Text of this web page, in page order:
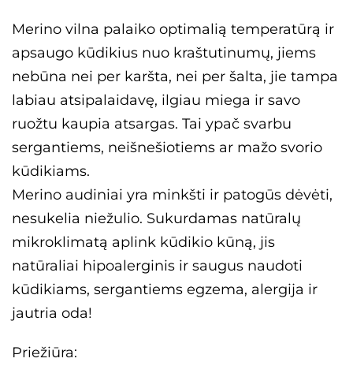
Merino vilna palaiko optimalią temperatūrą ir
apsaugo kūdikius nuo kraštutinumų, jiems
nebūna nei per karšta, nei per šalta, jie tampa
labiau atsipalaidavę, ilgiau miega ir savo
ruožtu kaupia atsargas. Tai ypač svarbu
sergantiems, neišnešiotiems ar mažo svorio
kūdikiams.
Merino audiniai yra minkšti ir patogūs dėvėti,
nesukelia niežulio. Sukurdamas natūralų
mikroklimatą aplink kūdikio kūną, jis
natūraliai hipoalerginis ir saugus naudoti
kūdikiams, sergantiems egzema, alergija ir
jautria oda!
Priežiūra: